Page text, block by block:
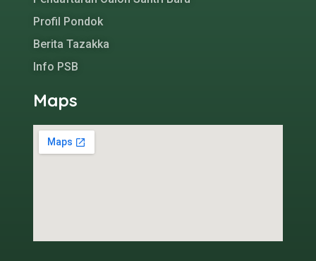
Profil Pondok
Berita Tazakka
Info PSB
Maps